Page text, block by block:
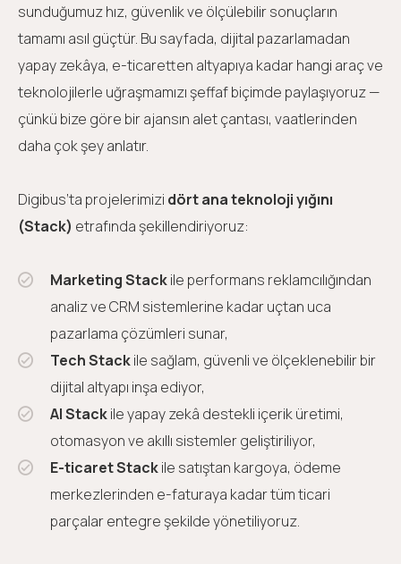
sunduğumuz hız, güvenlik ve ölçülebilir sonuçların
tamamı asıl güçtür. Bu sayfada, dijital pazarlamadan
yapay zekâya, e-ticaretten altyapıya kadar hangi araç ve
teknolojilerle uğraşmamızı şeffaf biçimde paylaşıyoruz —
çünkü bize göre bir ajansın alet çantası, vaatlerinden
daha çok şey anlatır.
Digibus’ta projelerimizi dört ana teknoloji yığını
(Stack) etrafında şekillendiriyoruz:
Marketing Stackile performans reklamcılığından
analiz ve CRM sistemlerine kadar uçtan uca
pazarlama çözümleri sunar,
Tech Stackile sağlam, güvenli ve ölçeklenebilir bir
dijital altyapı inşa ediyor,
AI Stackile yapay zekâ destekli içerik üretimi,
otomasyon ve akıllı sistemler geliştiriliyor,
E-ticaret Stackile satıştan kargoya, ödeme
merkezlerinden e-faturaya kadar tüm ticari
parçalar entegre şekilde yönetiliyoruz.